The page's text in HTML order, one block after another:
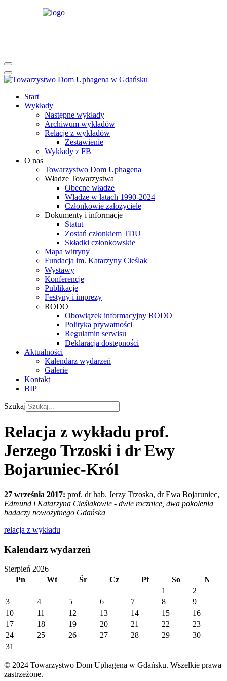
Start
Wykłady
Następne wykłady
Archiwum wykładów
Relacje z wykładów
Zestawienie
Wykłady z FB
O nas
Towarzystwo Dom Uphagena
Władze Towarzystwa
Obecne władze
Władze w latach 1990-2024
Członkowie założyciele
Dokumenty i informacje
Statut
Zostań członkiem TDU
Składki członkowskie
Mapa witryny
Fundacja im. Katarzyny Cieślak
Wystawy
Konferencje
Publikacje
Festyny i imprezy
RODO
Obowiązek informacyjny RODO
Polityka prywatności
Regulamin serwisu
Deklaracja dostępności
Aktualności
Kalendarz wydarzeń
Galerie
Kontakt
BIP
Szukaj
Relacja z wykładu prof.
Jerzego Trzoski i dr Ewy
Bojaruniec-Król
27 września 2017: prof. dr hab. Jerzy Trzoska, dr Ewa Bojaruniec,
Edmund i Katarzyna Cieślakowie - dwie rocznice, dwa pokolenia
badaczy nowożytnego Gdańska
relacja z wykładu
Kalendarz wydarzeń
Sierpień 2026
Pn
Wt Śr Cz Pt So
N
1
2
3
4 5 6 7 8
9
10
11 12 13 14 15
16
17
18 19 20 21 22
23
24
25 26 27 28 29
30
31
© 2024 Towarzystwo Dom Uphagena w Gdańsku. Wszelkie prawa
zastrzeżone.